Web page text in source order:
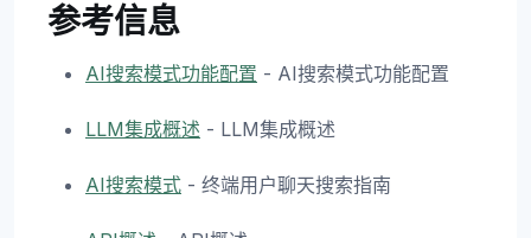
参考信息
AI搜索模式功能配置 - AI搜索模式功能配置
LLM集成概述 - LLM集成概述
AI搜索模式 - 终端用户聊天搜索指南